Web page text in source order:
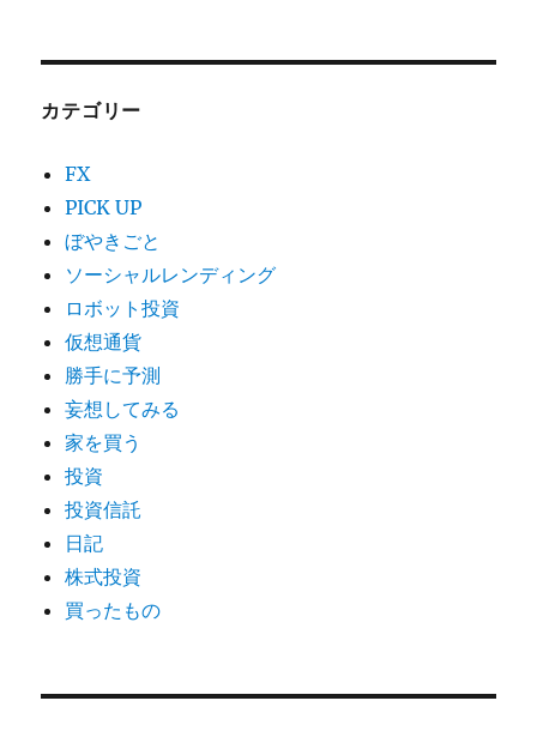
カテゴリー
FX
PICK UP
ぼやきごと
ソーシャルレンディング
ロボット投資
仮想通貨
勝手に予測
妄想してみる
家を買う
投資
投資信託
日記
株式投資
買ったもの